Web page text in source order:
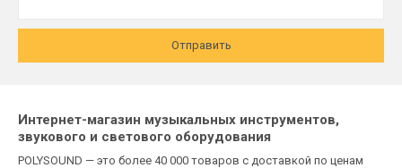
Отправить
Интернет-магазин музыкальных инструментов,
звукового и светового оборудования
POLYSOUND — это более 40 000 товаров с доставкой по ценам